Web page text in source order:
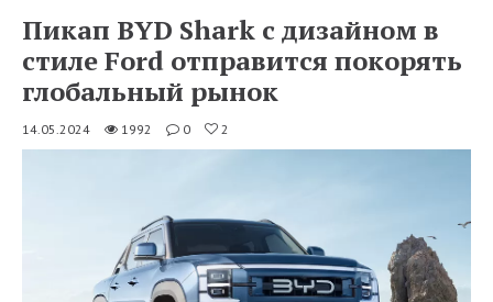
Пикап BYD Shark с дизайном в
стиле Ford отправится покорять
глобальный рынок
14.05.2024 1992 0 2